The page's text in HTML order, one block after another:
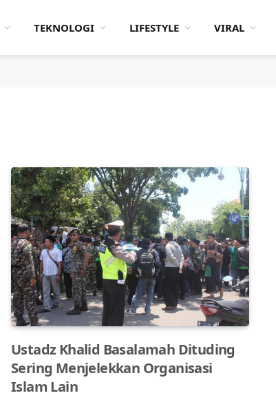
TEKNOLOGI LIFESTYLE VIRAL
Ustadz Khalid Basalamah Dituding
Sering Menjelekkan Organisasi
Islam Lain